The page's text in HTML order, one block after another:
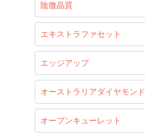
陰微晶質
エキストラファセット
エッジアップ
オーストラリアダイヤモンド
オープンキューレット